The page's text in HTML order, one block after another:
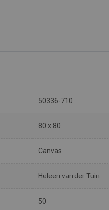
50336-710
80 x 80
Canvas
Heleen van der Tuin
50